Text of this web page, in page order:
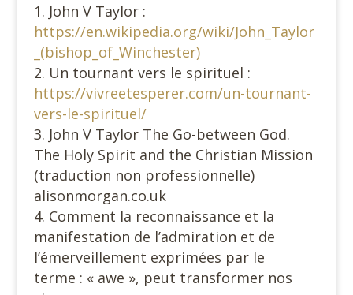
John V Taylor :
https://en.wikipedia.org/wiki/John_Taylor
_(bishop_of_Winchester)
Un tournant vers le spirituel :
https://vivreetesperer.com/un-tournant-
vers-le-spirituel/
John V Taylor The Go-between God.
The Holy Spirit and the Christian Mission
(traduction non professionnelle)
alisonmorgan.co.uk
Comment la reconnaissance et la
manifestation de l’admiration et de
l’émerveillement exprimées par le
terme : « awe », peut transformer nos